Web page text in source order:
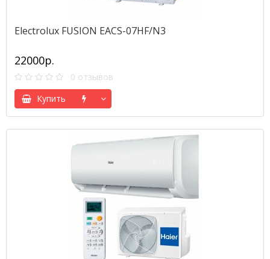
Electrolux FUSION EACS-07HF/N3
22000р.
0 отзывов
Купить